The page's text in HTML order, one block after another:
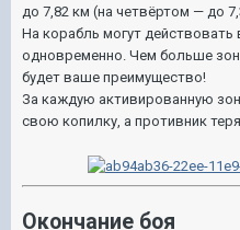
до 7,82 км (на четвёртом — до
На корабль могут действовать
одновременно. Чем больше
будет ваше преимущество!
За каждую активированную
свою копилку, а противник
Окончание боя